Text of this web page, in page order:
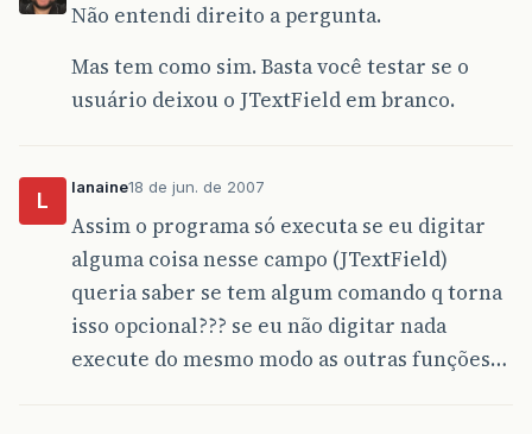
Não entendi direito a pergunta.
Mas tem como sim. Basta você testar se o
usuário deixou o JTextField em branco.
L
lanaine18 de jun. de 2007
Assim o programa só executa se eu digitar
alguma coisa nesse campo (JTextField)
queria saber se tem algum comando q torna
isso opcional??? se eu não digitar nada
execute do mesmo modo as outras funções…